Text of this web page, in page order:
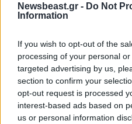
Newsbeast.gr - Do Not
Information
If you wish to opt-out of the
processing of your personal
targeted advertising by us,
section to confirm your
opt-out request is processed
interest-based ads based on
us or personal information
λοβοτημενους απο τον
προκειμενου να τους
κατάσταση την περιοδο
κατερινα λεχου, ο μπεζος,
πρωταγωνιστησαν σε
κοροδο-ιο , τι εχουν να